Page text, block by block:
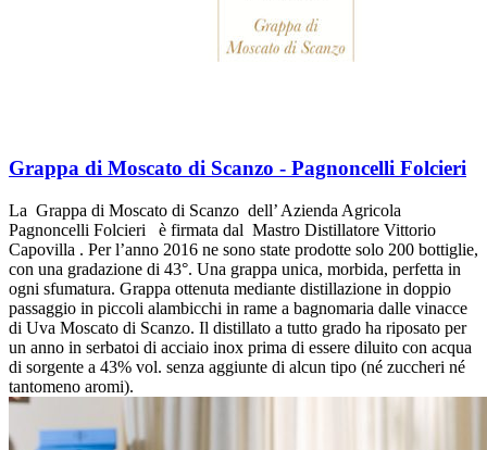
Grappa di Moscato di Scanzo - Pagnoncelli Folcieri
La Grappa di Moscato di Scanzo dell’ Azienda Agricola
Pagnoncelli Folcieri è firmata dal Mastro Distillatore Vittorio
Capovilla . Per l’anno 2016 ne sono state prodotte solo 200 bottiglie,
con una gradazione di 43°. Una grappa unica, morbida, perfetta in
ogni sfumatura. Grappa ottenuta mediante distillazione in doppio
passaggio in piccoli alambicchi in rame a bagnomaria dalle vinacce
di Uva Moscato di Scanzo. Il distillato a tutto grado ha riposato per
un anno in serbatoi di acciaio inox prima di essere diluito con acqua
di sorgente a 43% vol. senza aggiunte di alcun tipo (né zuccheri né
tantomeno aromi).